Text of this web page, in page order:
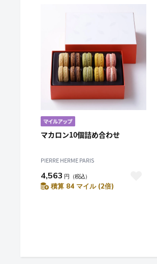
マカロン10個詰め合わせ
PIERRE HERME PARIS
4,563 円 （税込）
積算 84 マイル (2倍)